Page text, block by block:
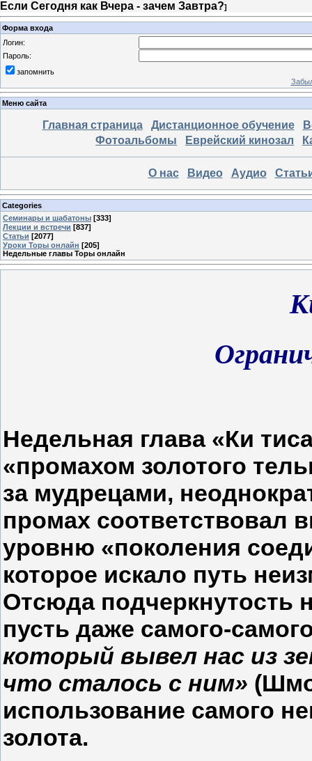
Если Сегодня как Вчера - зачем Завтра?]
Форма входа
Логин:
Пароль:
запомнить
Меню сайта
Главная страница Дистанционное обучение
Фотоальбомы
Еврейский кинозал
О нас Видео Аудио
Categories
Семинары и шабатоны [333]
Лекции и встречи [837]
Статьи [2077]
Уроки Торы онлайн [205]
Недельные главы Торы онлайн
Недельная глава «Ки
«промахом золотого
за мудрецами,
промах соответствовал
уровню «поколения
которое искало путь
Отсюда подчеркнутость
пусть даже самого-
который вывел нас из
что сталось с ним»
использование самого
золота.